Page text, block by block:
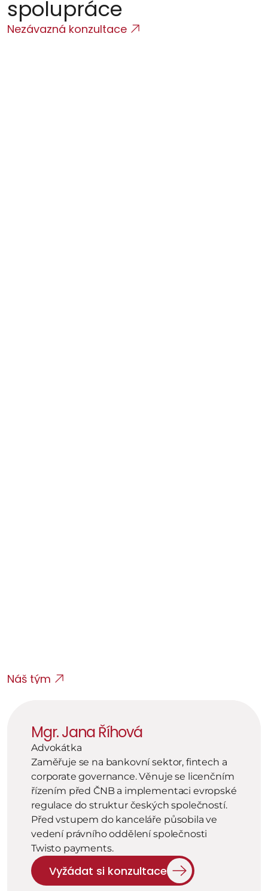
Náš tým
Mgr. Jana Říhová
Advokátka
Zaměřuje se na bankovní sektor, fintech a
corporate governance. Věnuje se licenčním
řízením před ČNB a implementaci evropské
regulace do struktur českých společností.
Před vstupem do kanceláře působila ve
vedení právního oddělení společnosti
Twisto payments.
Vyžádat si konzultace
spolupráce
Nezávazná konzultace